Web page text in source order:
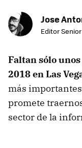
Jose
Editor Senior
Faltan sólo
2018 en Las
más
promete
sector de la